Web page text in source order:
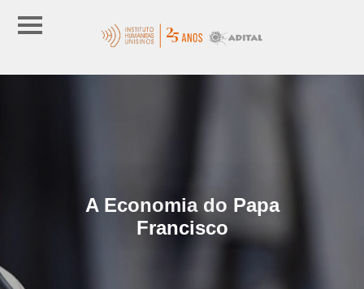
A Economia do Papa
Francisco